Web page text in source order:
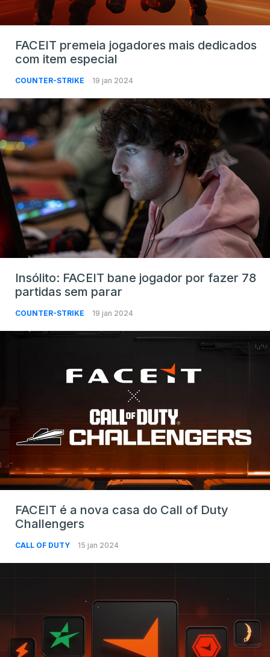
FACEIT premeia jogadores mais dedicados
com item especial
COUNTER-STRIKE 19 jan 2024
Insólito: FACEIT bane jogador por fazer 78
partidas sem parar
COUNTER-STRIKE 19 jan 2024
FACEIT é a nova casa do Call of Duty
Challengers
CALL OF DUTY 15 jan 2024